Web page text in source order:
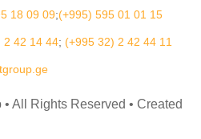
18 09 09;(+995) 595 01 01 15
2 42 14 44; (+995 32) 2 42 44 11
All Rights Reserved • Created